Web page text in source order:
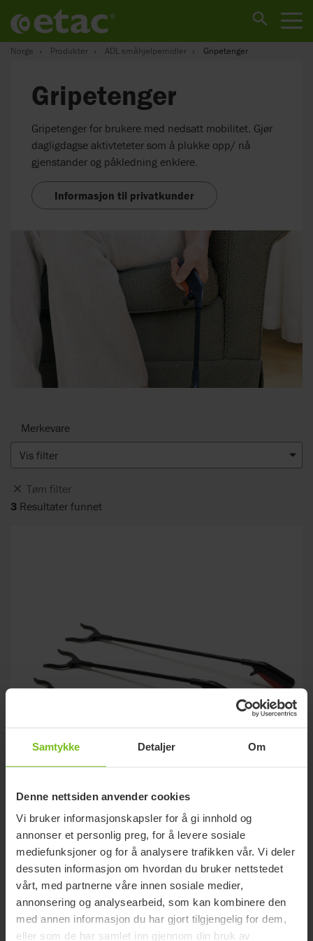
Samtykke Detaljer Om
Denne nettsiden anvender cookies
Vi bruker informasjonskapsler for å gi innhold og
annonser et personlig preg, for å levere sosiale
mediefunksjoner og for å analysere trafikken vår. Vi deler
dessuten informasjon om hvordan du bruker nettstedet
vårt, med partnerne våre innen sosiale medier,
annonsering og analysearbeid, som kan kombinere den
med annen informasjon du har gjort tilgjengelig for dem,
eller som de har samlet inn gjennom din bruk av
Norge Produkter ADL småhjelpemidler Gripetenger
Gripetenger
Gripetenger for brukere med nedsatt mobilitet. Gjør
dagligdagse aktivteteter som å plukke opp/ nå
gjenstander og påkledning enklere.
Informasjon til privatkunder
Merkevare
Vis filter
Tøm filter
3 Resultater funnet
Etac Aktiv gripetang
En praktisk og effektiv gripetang. Kommer i både kort og lang
utgave.